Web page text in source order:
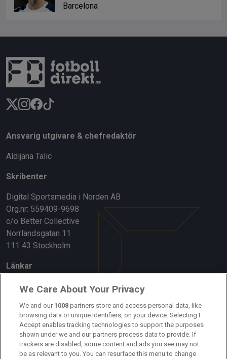
Barcelona
Ansvarig utgivare & chefredaktör
Aldijana Talic
Skribenter
Digital Sportsmedia i Norden AB
Org.nr: 559409-9698
c/o Better Collective
Norrlandsgatan 11
111 43 Stockholm
Länkar
Om oss
Kontakta oss
Kundtjänst
Sponsor: Rekatochklart
We Care About Your Privacy
We and our 1008 partners store and access personal data, like
browsing data or unique identifiers, on your device. Selecting I
Accept enables tracking technologies to support the purposes
shown under we and our partners process data to provide. If
trackers are disabled, some content and ads you see may not
be as relevant to you. You can resurface this menu to change